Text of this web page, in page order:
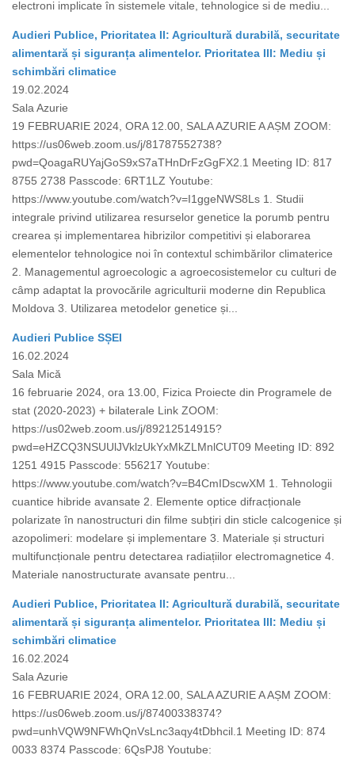
electroni implicate în sistemele vitale, tehnologice si de mediu...
Audieri Publice, Prioritatea II: Agricultură durabilă, securitate
alimentară și siguranța alimentelor. Prioritatea III: Mediu și
schimbări climatice
19.02.2024
Sala Azurie
19 FEBRUARIE 2024, ORA 12.00, SALA AZURIE A AȘM ZOOM:
https://us06web.zoom.us/j/81787552738?
pwd=QoagaRUYajGoS9xS7aTHnDrFzGgFX2.1 Meeting ID: 817
8755 2738 Passcode: 6RT1LZ Youtube:
https://www.youtube.com/watch?v=I1ggeNWS8Ls 1. Studii
integrale privind utilizarea resurselor genetice la porumb pentru
crearea și implementarea hibrizilor competitivi și elaborarea
elementelor tehnologice noi în contextul schimbărilor climaterice
2. Managementul agroecologic a agroecosistemelor cu culturi de
câmp adaptat la provocările agriculturii moderne din Republica
Moldova 3. Utilizarea metodelor genetice și...
Audieri Publice SȘEI
16.02.2024
Sala Mică
16 februarie 2024, ora 13.00, Fizica Proiecte din Programele de
stat (2020-2023) + bilaterale Link ZOOM:
https://us02web.zoom.us/j/89212514915?
pwd=eHZCQ3NSUUlJVklzUkYxMkZLMnlCUT09 Meeting ID: 892
1251 4915 Passcode: 556217 Youtube:
https://www.youtube.com/watch?v=B4CmIDscwXM 1. Tehnologii
cuantice hibride avansate 2. Elemente optice difracționale
polarizate în nanostructuri din filme subțiri din sticle calcogenice și
azopolimeri: modelare și implementare 3. Materiale și structuri
multifuncționale pentru detectarea radiațiilor electromagnetice 4.
Materiale nanostructurate avansate pentru...
Audieri Publice, Prioritatea II: Agricultură durabilă, securitate
alimentară și siguranța alimentelor. Prioritatea III: Mediu și
schimbări climatice
16.02.2024
Sala Azurie
16 FEBRUARIE 2024, ORA 12.00, SALA AZURIE A AȘM ZOOM:
https://us06web.zoom.us/j/87400338374?
pwd=unhVQW9NFWhQnVsLnc3aqy4tDbhcil.1 Meeting ID: 874
0033 8374 Passcode: 6QsPJ8 Youtube: